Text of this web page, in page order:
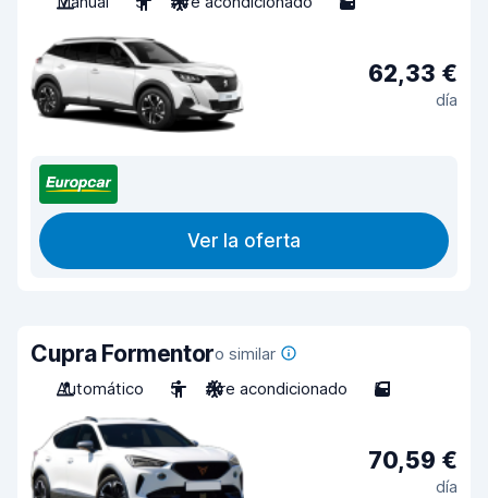
62,33 €
día
Ver la oferta
Cupra Formentoro similar
Automático
5 Aire acondicionado 5
70,59 €
día